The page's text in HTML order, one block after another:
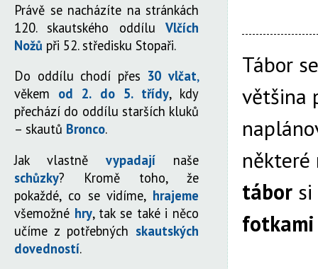
Tábor
většina
tábor si
Právě se nacházíte na stránkách
120. skautského oddílu Vlčích
Nožů při 52. středisku Stopaři.
Do oddílu chodí přes 30 vlčat,
věkem od 2. do 5. třídy, kdy
přechází do oddílu starších kluků
– skautů Bronco.
Jak vlastně vypadají
naše
schůzky? Kromě toho, že
pokaždé, co se vidíme, hrajeme
všemožné hry, tak se také i něco
učíme z potřebných skautských
dovedností.